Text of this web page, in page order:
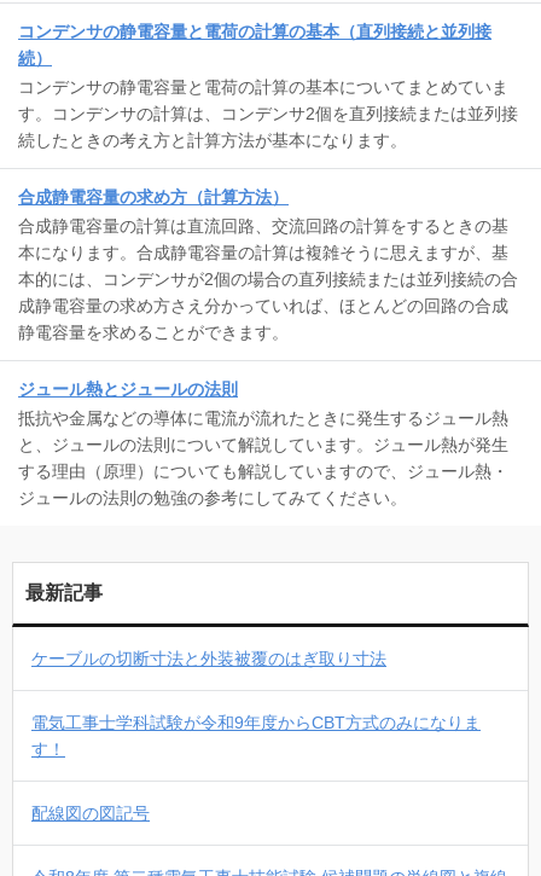
コンデンサの静電容量と電荷の計算の基本（直列接続と並列接
続）
コンデンサの静電容量と電荷の計算の基本についてまとめていま
す。コンデンサの計算は、コンデンサ2個を直列接続または並列接
続したときの考え方と計算方法が基本になります。
合成静電容量の求め方（計算方法）
合成静電容量の計算は直流回路、交流回路の計算をするときの基
本になります。合成静電容量の計算は複雑そうに思えますが、基
本的には、コンデンサが2個の場合の直列接続または並列接続の合
成静電容量の求め方さえ分かっていれば、ほとんどの回路の合成
静電容量を求めることができます。
ジュール熱とジュールの法則
抵抗や金属などの導体に電流が流れたときに発生するジュール熱
と、ジュールの法則について解説しています。ジュール熱が発生
する理由（原理）についても解説していますので、ジュール熱・
ジュールの法則の勉強の参考にしてみてください。
最新記事
ケーブルの切断寸法と外装被覆のはぎ取り寸法
電気工事士学科試験が令和9年度からCBT方式のみになりま
す！
配線図の図記号